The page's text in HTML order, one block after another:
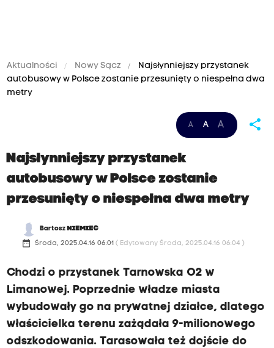
Aktualności Nowy Sącz
Najsłynniejszy przystanek
autobusowy w Polsce zostanie przesunięty o niespełna dwa
metry
A A A share
Najsłynniejszy przystanek
autobusowy w Polsce zostanie
przesunięty o niespełna dwa metry
Bartosz NIEMIEC
date_range Środa, 2025.04.16 06:01 ( Edytowany Środa, 2025.04.16 06:04 )
Chodzi o przystanek Tarnowska O2 w
Limanowej. Poprzednie władze miasta
wybudowały go na prywatnej działce, dlatego
właścicielka terenu zażądała 9-milionowego
odszkodowania. Tarasowała też dojście do